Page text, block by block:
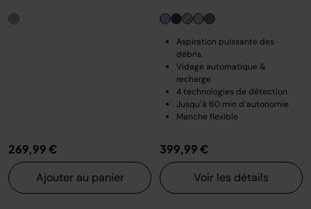
269,99 €
Ajouter au panier
Aspiration puissante des
débris
Vidage automatique &
recharge
4 technologies de détection
Jusqu’à 60 min d’autonomie
Manche flexible
399,99 €
Voir les détails